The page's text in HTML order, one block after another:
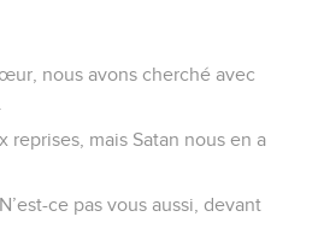
nous avons cherché avec
reprises, mais Satan nous en a
ce pas vous aussi, devant